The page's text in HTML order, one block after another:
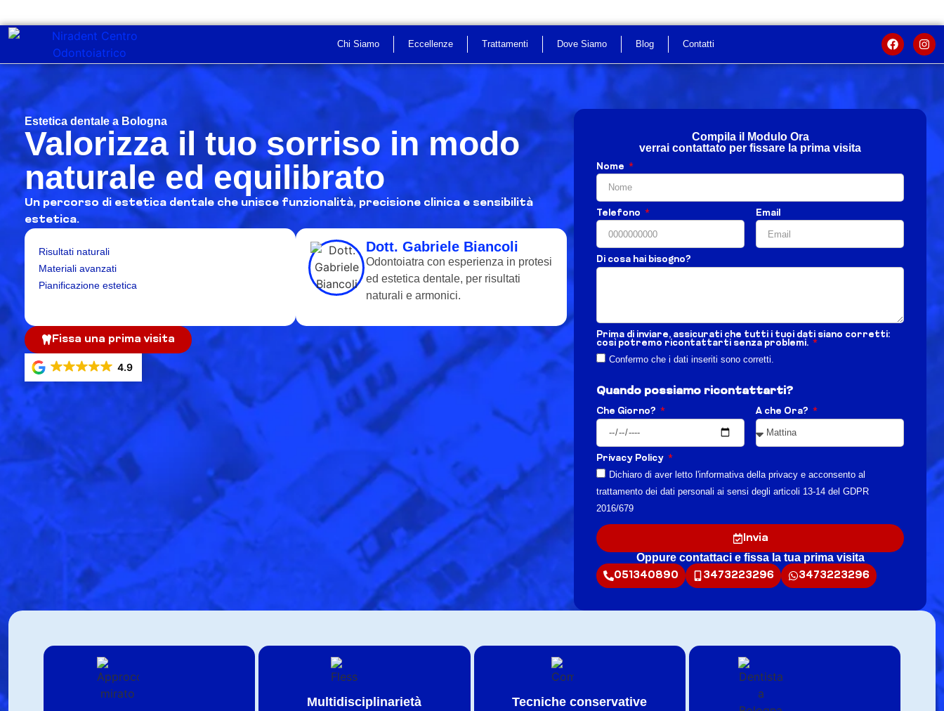
Chi Siamo Eccellenze Trattamenti Dove Siamo Blog Contatti
Estetica dentale a Bologna
Valorizza il tuo sorriso in modo
naturale ed equilibrato
Un percorso di estetica dentale che unisce funzionalità, precisione clinica e sensibilità
estetica.
Risultati naturali
Materiali avanzati
Pianificazione estetica
Dott. Gabriele Biancoli
Odontoiatra con esperienza in protesi
ed estetica dentale, per risultati
naturali e armonici.
Fissa una prima visita
4.9
Compila il Modulo Ora
verrai contattato per fissare la prima visita
Nome
Telefono Email
Di cosa hai bisogno?
Prima di inviare, assicurati che tutti i tuoi dati siano corretti:
così potremo ricontattarti senza problemi.
Confermo che i dati inseriti sono corretti.
Quando possiamo ricontattarti?
Che Giorno? A che Ora?
Privacy Policy
Dichiaro di aver letto l'informativa della privacy e acconsento al
trattamento dei dati personali ai sensi degli articoli 13-14 del GDPR
2016/679
Invia
Oppure contattaci e fissa la tua prima visita
051340890 3473223296 3473223296
Multidisciplinarietà Tecniche conservative